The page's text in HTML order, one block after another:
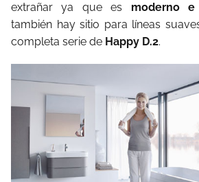
extrañar ya que es moderno
también hay sitio para líneas
completa serie de Happy D.2.